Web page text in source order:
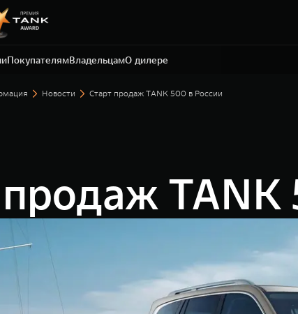
ПокупателямВладельцамО дилере
р-н, д.
22
Новости Старт продаж TANK 500 в России
TANK